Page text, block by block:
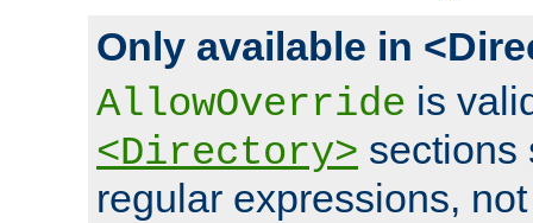
Only available in
AllowOverride is
<Directory> sections
regular expressions,